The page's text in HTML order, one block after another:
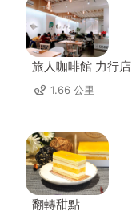
旅人咖啡館 力行店
1.66 公里
翻轉甜點